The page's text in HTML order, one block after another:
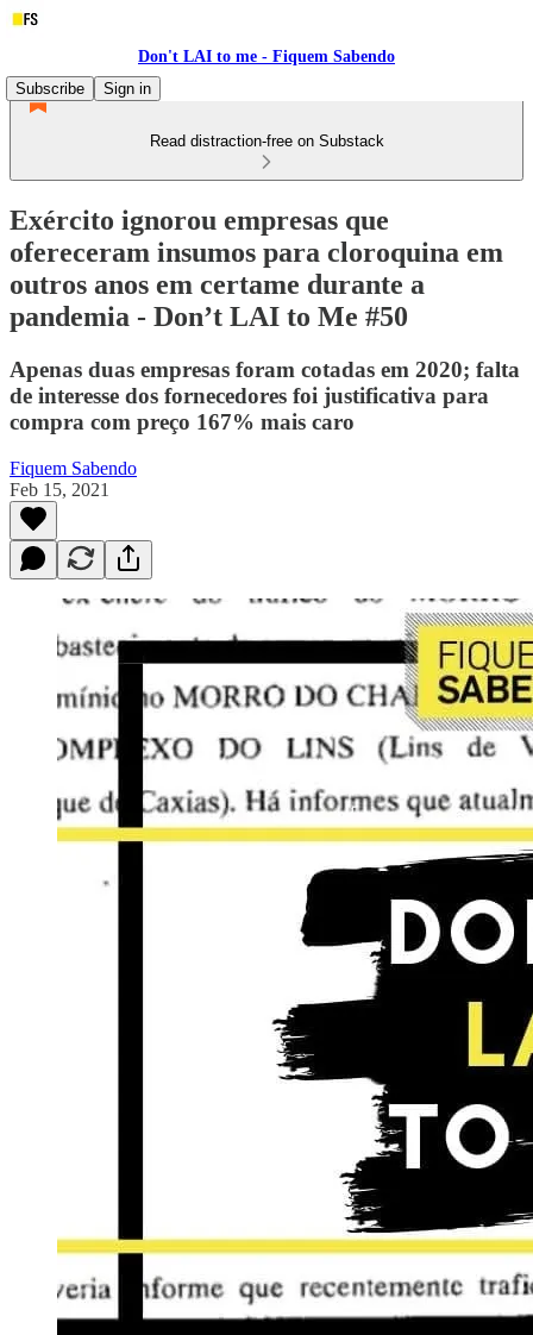
Don't LAI to me - Fiquem Sabendo
Subscribe
Sign in
Read distraction-free on Substack
Exército ignorou empresas que
ofereceram insumos para cloroquina em
outros anos em certame durante a
pandemia - Don’t LAI to Me #50
Apenas duas empresas foram cotadas em 2020; falta
de interesse dos fornecedores foi justificativa para
compra com preço 167% mais caro
Fiquem Sabendo
Feb 15, 2021